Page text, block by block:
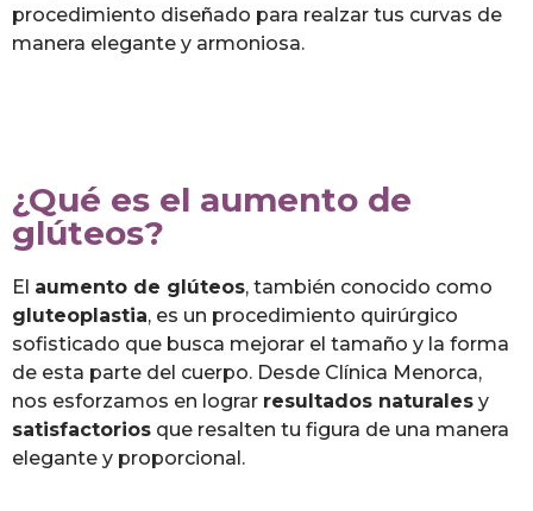
procedimiento diseñado para realzar tus curvas de
manera elegante y armoniosa.
¿Qué es el aumento de
glúteos?
El aumento de glúteos, también conocido como
gluteoplastia, es un procedimiento quirúrgico
sofisticado que busca mejorar el tamaño y la forma
de esta parte del cuerpo. Desde Clínica Menorca,
nos esforzamos en lograr resultados naturales y
satisfactorios que resalten tu figura de una manera
elegante y proporcional.